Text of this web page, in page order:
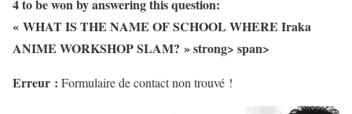
4 to be won by answering this question:
« WHAT IS THE NAME OF SCHOOL WHERE Iraka
ANIME WORKSHOP SLAM? » strong> span>
Erreur : Formulaire de contact non trouvé !